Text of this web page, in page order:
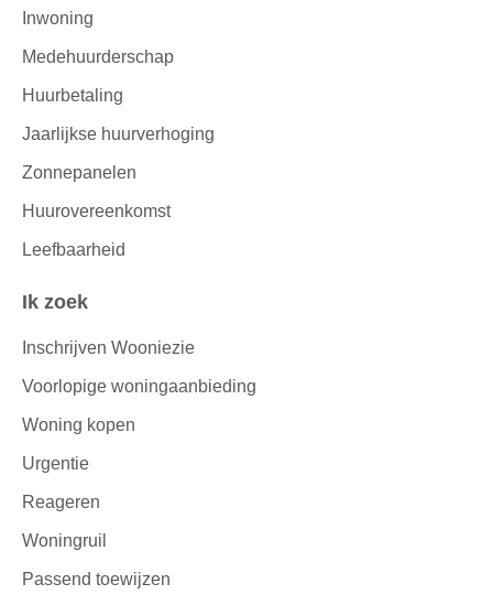
Inwoning
Medehuurderschap
Huurbetaling
Jaarlijkse huurverhoging
Zonnepanelen
Huurovereenkomst
Leefbaarheid
Ik zoek
Inschrijven Wooniezie
Voorlopige woningaanbieding
Woning kopen
Urgentie
Reageren
Woningruil
Passend toewijzen